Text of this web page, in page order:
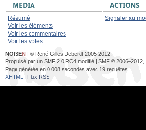
MEDIA
Résumé
Voir les éléments
Voir les commentaires
Voir les votes
ACTIONS
Signaler au
NOISEN | © René-Gilles Deberdt 2005-2012.
Propulsé par un SMF 2.0 RC4 modifié | SMF ©
Page générée en 0.008 secondes avec 19 requêtes.
XHTML
Flux RSS